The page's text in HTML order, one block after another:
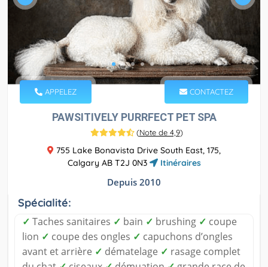
APPELEZ CONTACTEZ
PAWSITIVELY PURRFECT PET SPA
(Note de 4,9)
755 Lake Bonavista Drive South East, 175,
Calgary AB T2J 0N3
Itinéraires
Depuis 2010
Spécialité:
✓ Taches sanitaires ✓ bain ✓ brushing ✓ coupe
lion ✓ coupe des ongles ✓ capuchons d’ongles
avant et arrière ✓ dématelage ✓ rasage complet